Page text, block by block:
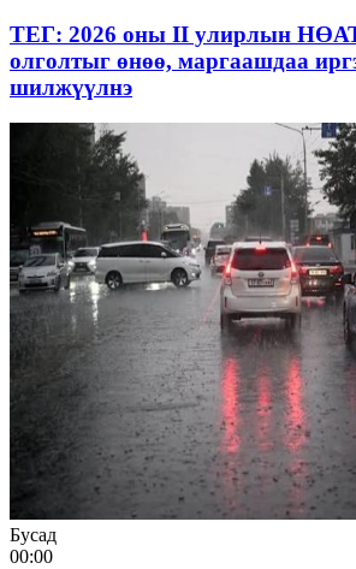
ТЕГ: 2026 оны II улирлын
олголтыг өнөө, маргаашдаа
шилжүүлнэ
Бусад
00:00